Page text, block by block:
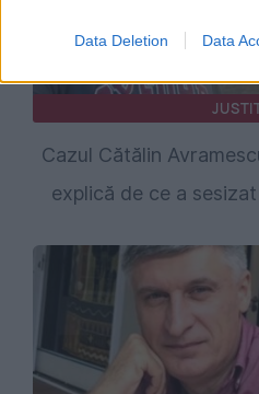
Data Deletion Data
Cazul Cătălin
explică de ce a